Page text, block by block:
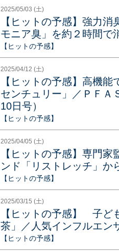
2025/05/03 (土)
【ヒットの予感】強力
モニア臭」を約２時間で
【ヒットの予感】
2025/04/12 (土)
【ヒットの予感】高機
センチュリー」／ＰＦＡ
10日号）
【ヒットの予感】
2025/04/05 (土)
【ヒットの予感】専門
ンド「リストレッチ」か
【ヒットの予感】
2025/03/15 (土)
【ヒットの予感】 子ど
茶」／人気インフルエン
【ヒットの予感】